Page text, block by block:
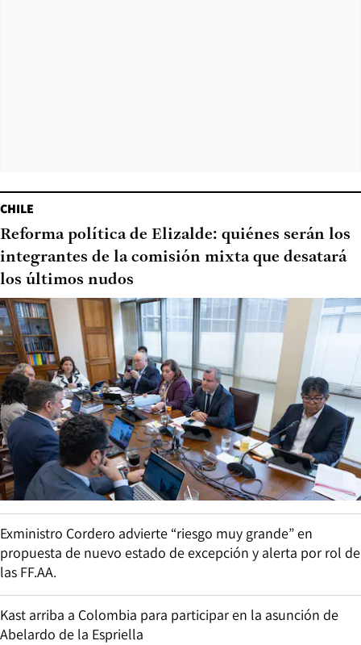
CHILE
Reforma política de Elizalde: quiénes serán los
integrantes de la comisión mixta que desatará
los últimos nudos
Exministro Cordero advierte “riesgo muy grande” en
propuesta de nuevo estado de excepción y alerta por rol de
las FF.AA.
Kast arriba a Colombia para participar en la asunción de
Abelardo de la Espriella